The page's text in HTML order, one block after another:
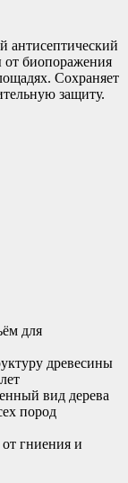
антисептический
от биопоражения
Сохраняет
защиту.
для
древесины
вид дерева
пород
гниения и